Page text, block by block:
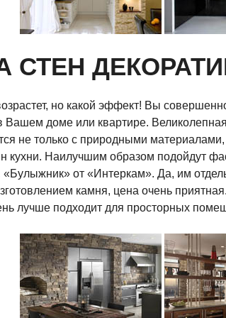
СТЕН
но какой эффект! Вы
доме или квартире.
не только с природными
кухни. Наилучшим образом подойдут
от «Интеркам». Да, им
камня, цена очень
лучше подходит для просторных